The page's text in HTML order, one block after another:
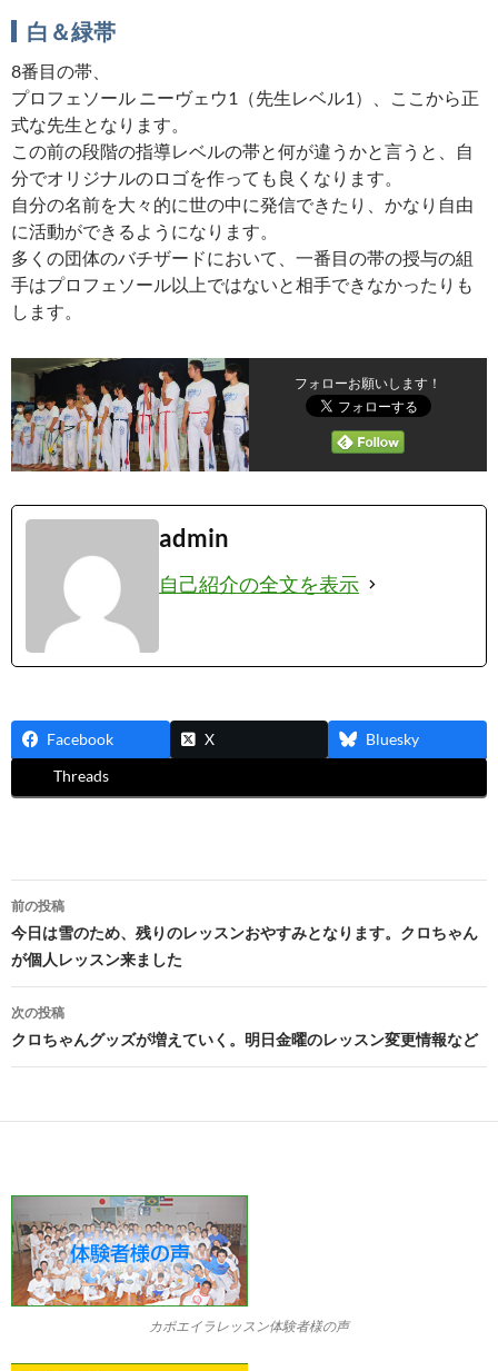
白＆緑帯
8番目の帯、
プロフェソール ニーヴェウ1（先生レベル1）、ここから正
式な先生となります。
この前の段階の指導レベルの帯と何が違うかと言うと、自
分でオリジナルのロゴを作っても良くなります。
自分の名前を大々的に世の中に発信できたり、かなり自由
に活動ができるようになります。
多くの団体のバチザードにおいて、一番目の帯の授与の組
手はプロフェソール以上ではないと相手できなかったりも
します。
フォローお願いします！
admin
自己紹介の全文を表示
Facebook X
Bluesky
Threads
投
稿
ナ
ビ
ゲ
シ
ン
前の投稿
今日は雪のため、残りのレッスンおやすみとなります。クロちゃん
が個人レッスン来ました
次の投稿
クロちゃんグッズが増えていく。明日金曜のレッスン変更情報など
カポエイラレッスン体験者様の声